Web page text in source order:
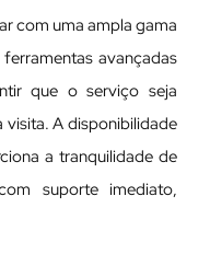
com uma ampla gama
avançadas
que o serviço seja
visita. A disponibilidade
a tranquilidade de
suporte imediato,